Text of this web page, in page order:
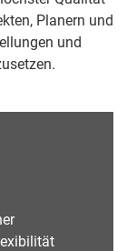
Planern und
und